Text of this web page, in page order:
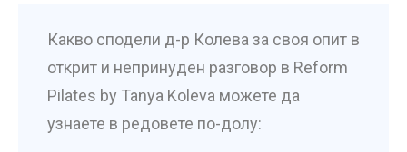
Какво сподели д-р Колева за своя опит в
открит и непринуден разговор в Reform
Pilates by Tanya Koleva можете да
узнаете в редовете по-долу: